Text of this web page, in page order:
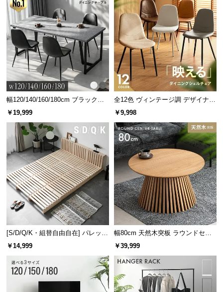
情
報
o.,
幅120/140/160/180cm ブラックフ
レーム ダイニング 大理石調 4人掛
￥19,999
全12色 ヴィンテージ調 デザイナー
ズシェルチェア
￥9,998
[S/D/Q/K・組替自由自在] パレット
ベッド 8/12/16枚セット
￥14,999
幅80cm 天然木突板 ラウンドセン
ターテーブル 美しい格子デザイン
￥39,999